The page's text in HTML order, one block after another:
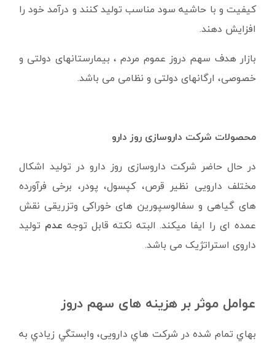
کیفیت و با حاشیه سود مناسب تولید کنند و درآمد خود را
افزایش دهند.
بازار هدف سهم دروز عموم مردم ، بیمارستانهای دولتی و
خصوصی، ارگانهای دولتی و نظامی می باشد.
محصولات شرکت داروسازی روز دارو
در حال حاضر شرکت داروسازی روز دارو در توليد اشکال
مختلف دارويی نظیر قرص، کپسول، پودر، برخی فرآورده
های گياهی و سفالوسپورين های خوراکی وتزريقی نقش
عمده ای را ایفا میکند. البته نکته قابل توجه عدم تولید
داروی استراتژیک می باشد.
عوامل موثر بر هزینه های سهم دروز
بهاي تمام شده در شركت هاي دارویی، وابستگي زيادي به